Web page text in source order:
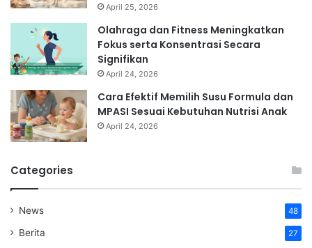
April 25, 2026
Olahraga dan Fitness Meningkatkan
Fokus serta Konsentrasi Secara
Signifikan
April 24, 2026
Cara Efektif Memilih Susu Formula dan
MPASI Sesuai Kebutuhan Nutrisi Anak
April 24, 2026
Categories
News 48
Berita 27